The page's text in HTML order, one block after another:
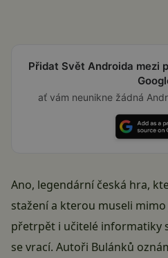
Přidat Svět Androida mezi
ať vám neunikne žádná
Ano, legendární česká hra,
stažení a kterou museli
přetrpět i učitelé informatiky
se vrací. Autoři Bulánků